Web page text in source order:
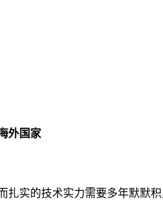
外国家
扎实的技术实力需要多年默默